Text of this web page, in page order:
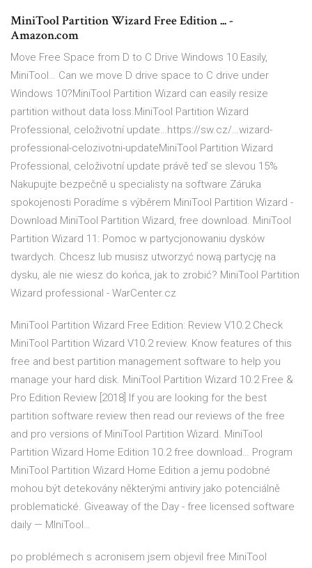
MiniTool Partition Wizard Free Edition ... -
Amazon.com
Move Free Space from D to C Drive Windows 10 Easily,
MiniTool… Can we move D drive space to C drive under
Windows 10?MiniTool Partition Wizard can easily resize
partition without data loss.MiniTool Partition Wizard
Professional, celoživotní update…https://sw.cz/…wizard-
professional-celozivotni-updateMiniTool Partition Wizard
Professional, celoživotní update právě teď se slevou 15%
Nakupujte bezpečně u specialisty na software Záruka
spokojenosti Poradíme s výběrem MiniTool Partition Wizard -
Download MiniTool Partition Wizard, free download. MiniTool
Partition Wizard 11: Pomoc w partycjonowaniu dysków
twardych. Chcesz lub musisz utworzyć nową partycję na
dysku, ale nie wiesz do końca, jak to zrobić? MiniTool Partition
Wizard professional - WarCenter.cz
MiniTool Partition Wizard Free Edition: Review V10.2 Check
MiniTool Partition Wizard V10.2 review. Know features of this
free and best partition management software to help you
manage your hard disk. MiniTool Partition Wizard 10.2 Free &
Pro Edition Review [2018] If you are looking for the best
partition software review then read our reviews of the free
and pro versions of MiniTool Partition Wizard. MiniTool
Partition Wizard Home Edition 10.2 free download… Program
MiniTool Partition Wizard Home Edition a jemu podobné
mohou být detekovány některými antiviry jako potenciálně
problematické. Giveaway of the Day - free licensed software
daily — MIniTool…
po problémech s acronisem jsem objevil free MiniTool